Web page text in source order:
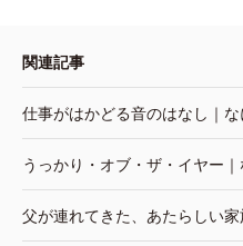
関連記事
仕事がはかどる音のはなし｜
うっかり・オブ・ザ・イヤー
父が連れてきた、あたらしい